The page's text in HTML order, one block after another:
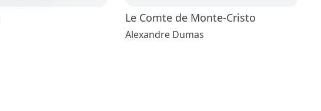
Le Comte de Monte-Cristo
Alexandre Dumas